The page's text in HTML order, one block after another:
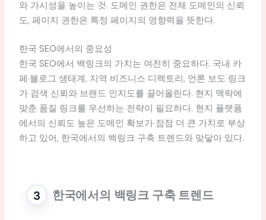
와 가시성을 높이는 것. 도메인 권한은 전체 도메인의 신뢰
도, 페이지 권한은 특정 페이지의 영향력을 뜻한다.
한국 SEO에서의 중요성
한국 SEO에서 백링크의 가치는 여전히 중요하다. 국내 카
페·블로그 생태계, 지역 비즈니스 디렉토리, 언론 보도 링크
가 검색 신뢰와 브랜드 인지도를 끌어올린다. 현지 맥락에
맞춘 품질 링크를 우선하는 전략이 필요하다. 현지 플랫폼
에서의 신뢰도 높은 도메인 확보가 점점 더 큰 가치로 부상
하고 있어, 한국에서의 백링크 구축 트렌드와 맞닿아 있다.
한국에서의 백링크 구축 트렌드